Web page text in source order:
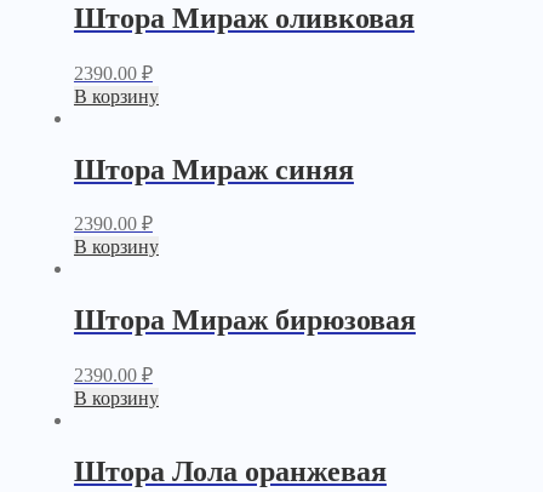
Штора Мираж оливковая
2390.00 ₽
В корзину
Штора Мираж синяя
2390.00 ₽
В корзину
Штора Мираж бирюзовая
2390.00 ₽
В корзину
Штора Лола оранжевая